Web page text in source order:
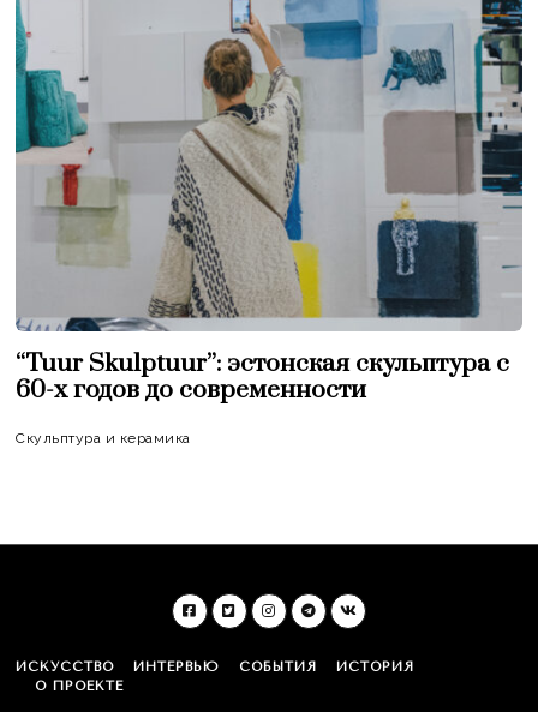
“Tuur Skulptuur”: эстонская скульптура c
60-х годов до современности
Скульптура и керамика
ИСКУССТВО ИНТЕРВЬЮ СОБЫТИЯ
ИСТОРИЯ
О ПРОЕКТЕ